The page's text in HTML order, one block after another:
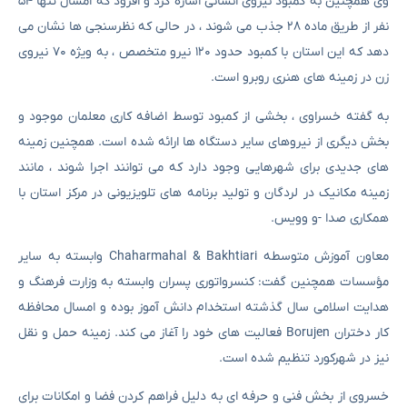
نفر از طریق ماده ۲۸ جذب می شوند ، در حالی که نظرسنجی ها نشان می
دهد که این استان با کمبود حدود ۱۲۰ نیرو متخصص ، به ویژه ۷۰ نیروی
زن در زمینه های هنری روبرو است.
به گفته خسراوی ، بخشی از کمبود توسط اضافه کاری معلمان موجود و
بخش دیگری از نیروهای سایر دستگاه ها ارائه شده است. همچنین زمینه
های جدیدی برای شهرهایی وجود دارد که می توانند اجرا شوند ، مانند
زمینه مکانیک در لردگان و تولید برنامه های تلویزیونی در مرکز استان با
همکاری صدا -و وویس.
معاون آموزش متوسطه Chaharmahal & Bakhtiari وابسته به سایر
مؤسسات همچنین گفت: کنسرواتوری پسران وابسته به وزارت فرهنگ و
هدایت اسلامی سال گذشته استخدام دانش آموز بوده و امسال محافظه
کار دختران Borujen فعالیت های خود را آغاز می کند. زمینه حمل و نقل
نیز در شهرکورد تنظیم شده است.
خسروی از بخش فنی و حرفه ای به دلیل فراهم کردن فضا و امکانات برای